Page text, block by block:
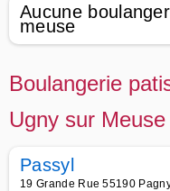
Aucune
meuse
Boulangerie
Ugny sur
Passyl
19 Grande Rue 55190